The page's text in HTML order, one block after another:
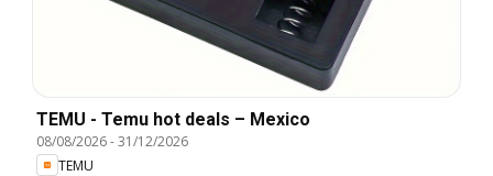
TEMU - Temu hot deals – Mexico
08/08/2026-31/12/2026
TEMU